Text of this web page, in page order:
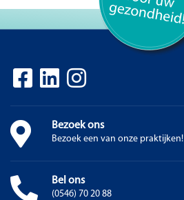
Bezoek ons
Bezoek een van onze praktijken!
Bel ons
(0546) 70 20 88